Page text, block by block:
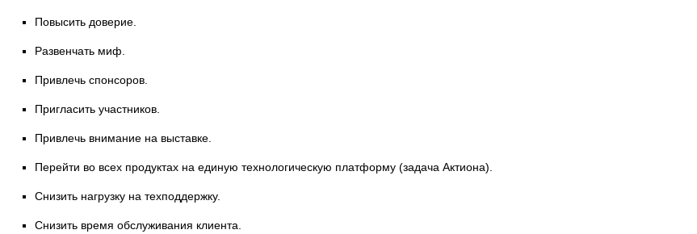
Повысить доверие.
Развенчать миф.
Привлечь спонсоров.
Пригласить участников.
Привлечь внимание на выставке.
Перейти во всех продуктах на единую технологическую платформу (задача Актиона).
Снизить нагрузку на техподдержку.
Снизить время обслуживания клиента.